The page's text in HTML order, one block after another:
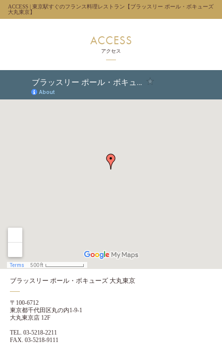
ACCESS | 東京駅すぐのフランス料理レストラン【ブラッスリー ポール・ボキューズ
大丸東京】
ACCESS
アクセス
ブラッスリー ポール・ボキューズ 大丸東京
〒100-6712
東京都千代田区丸の内1-9-1
大丸東京店 12F
TEL. 03-5218-2211
FAX. 03-5218-9111